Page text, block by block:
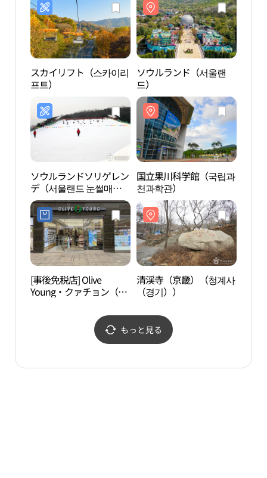
スカイリフト（스카이리
프트）
ソウルランド（서울랜
드）
ソウルランドソリゲレン
デ（서울랜드 눈썰매
장）
国立果川科学館（국립과
천과학관）
[事後免税店] Olive
Young・クァチョン（果
清渓寺（京畿）（청계사
（경기））
もっと見る